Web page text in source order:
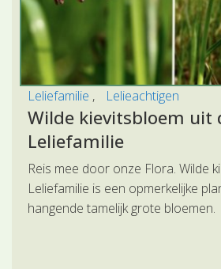
Leliefamilie Lelieachtigen
Wilde kievitsbloem uit
Leliefamilie
Reis mee door onze Flora. Wilde
Leliefamilie is een opmerkelijke
hangende tamelijk grote bloemen.